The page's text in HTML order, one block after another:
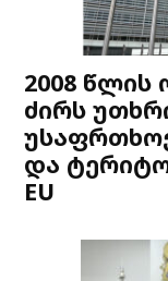
2008 წლის
ძირს
და
EU